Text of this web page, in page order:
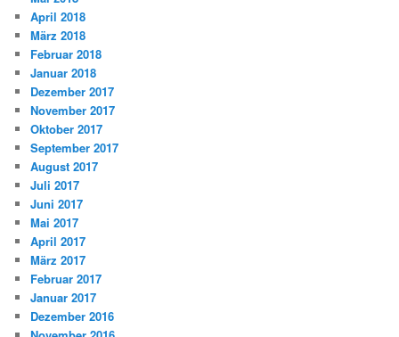
April 2018
März 2018
Februar 2018
Januar 2018
Dezember 2017
November 2017
Oktober 2017
September 2017
August 2017
Juli 2017
Juni 2017
Mai 2017
April 2017
März 2017
Februar 2017
Januar 2017
Dezember 2016